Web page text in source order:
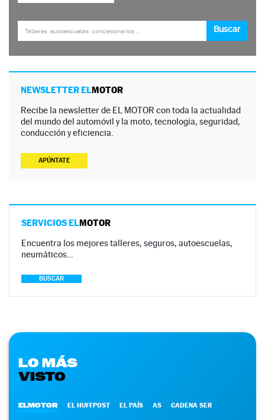
NEWSLETTER ELMOTOR
Recibe la newsletter de EL MOTOR con toda la actualidad
del mundo del automóvil y la moto, tecnología, seguridad,
conducción y eficiencia.
APÚNTATE
SERVICIOS ELMOTOR
Encuentra los mejores talleres, seguros, autoescuelas,
neumáticos…
BUSCAR
LO MÁS
VISTO
ELMOTOR EL HUFFPOST EL PAÍS AS CADENA SER